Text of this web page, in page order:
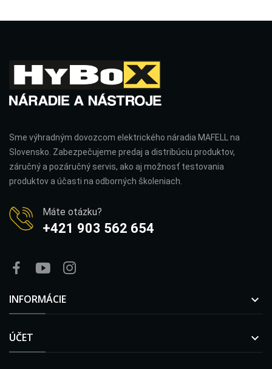
Sme výhradným dovozcom elektrického náradia MAFELL na
Slovensko. Zabezpečujeme predaj a distribúciu produktov,
záručný a pozáručný servis, ako aj možnosť testovania
produktov a účasti na odborných školeniach.
Máte otázku?
+421 903 562 654
INFORMÁCIE 
ÚČET 